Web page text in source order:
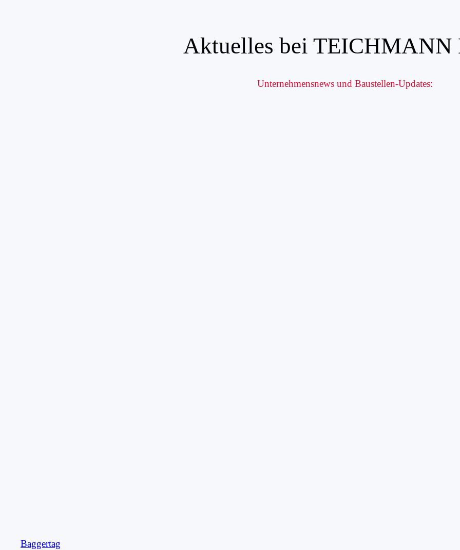
Aktuelles bei TEICHMANN
Unternehmensnews und Baustellen-Updates:
Baggertag